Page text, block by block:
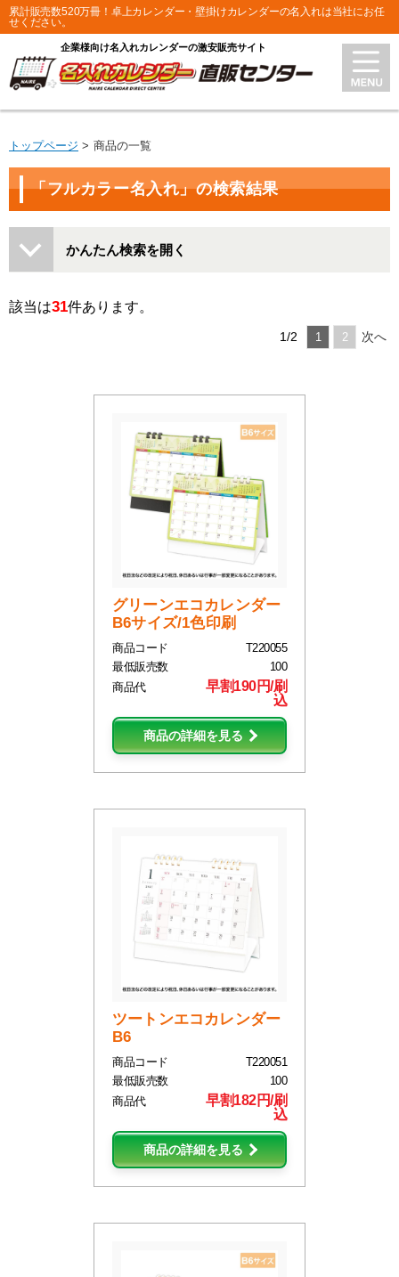
累計販売数520万冊！卓上カレンダー・壁掛けカレンダーの名入れは当社にお任
せください。
企業様向け名入れカレンダーの激安販売サイト
トップページ 商品の一覧
「フルカラー名入れ」の検索結果
かんたん検索を開く
該当は31件あります。
1/2 1 2 次へ
グリーンエコカレンダー
B6サイズ/1色印刷
商品コード
T220055
最低販売数
100
商品代
早割190円/刷
込
商品の詳細を見る
ツートンエコカレンダー
B6
商品コード
T220051
最低販売数
100
商品代
早割182円/刷
込
商品の詳細を見る